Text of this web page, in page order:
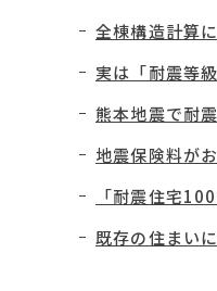
全棟構造計算
実は「耐震等
熊本地震で耐
地震保険料が
「耐震住宅
既存の住まい